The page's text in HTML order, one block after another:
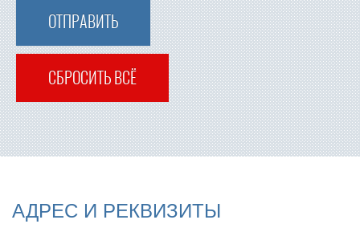
ОТПРАВИТЬ
СБРОСИТЬ ВСЁ
АДРЕС И РЕКВИЗИТЫ